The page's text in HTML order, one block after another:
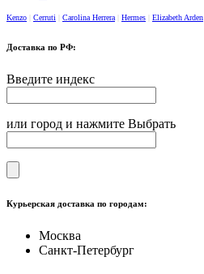
Kenzo Cerruti Carolina Herrera Hermes Elizabeth Arden
Доставка по РФ:
Введите индекс
или город и нажмите Выбрать
Курьерская доставка по городам:
Москва
Санкт-Петербург